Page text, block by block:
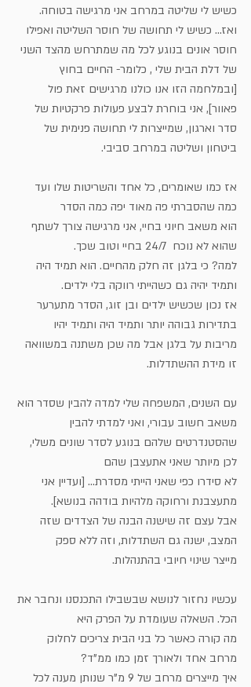
כשיש לי שליטה במרחב אני מרגישה בטוחה.
ואז... כשיש לי תחושה של חוסר השליטה ואפילו
חוסר אונים בנוגע לכל מה שמתרחש מהצד השני
של דלת הבית שלי , כלומר- החיים בחוץ
[ובמלחמה הזו אנו כולנו מרגישים זאת פול
פאוור], אני בוחרת לבצע פעולות פרקטיות של
סדר וארגון, שמייצרות לי תחושה פנימית של
ביטחון ושליטה במרחב סביבי.
אז כמו שאומרים, כל אחד והשריטות שלו ועד
כמה שהסברתי פה מאוד יפה כמה הסדר
הוא משאב חיוני בחיי, אני מרגישה צורך לשתף
שהוא לא נוכח  24/7 בחיי וטוב שכך.
למה? כי בלגן זה חלק מהחיים. הוא תמיד היה
ותמיד יהיה גם כשהייתי רווקה בלי ילדים.
אז נכון שכשיש ילדים ובן זוג, הסדר מתערער
בתדירות גבוהה יותר ותמיד היה ותמיד יהיו
מריבות על בלגן אבל מה שכן משתנה במשוואה
זו מידת ההשתדלות.
עם השנים, המשפחה שלי למדה להבין שסדר הוא
משאב חשוב עבורי, ואני למדתי להבין
שהסטנדרטים שלהם בנוגע לסדר שונים משלי,
לכן מיותר שאני אתעצבן שהם
לא סידרו כפי שאני הייתי מסדרת... [ועדיין אני
מתעצבנת ורחוקה מלהיות בודהה בנושא].
אבל עצם זה שישנה הבנה של הצדדים שזה
המצב, ישנה גם השתדלות, וזה ללא ספק
מייצר שינוי חיובי בהתנהלות.
עכשיו נחזור לנושא שבשבילו התכנסנו ונחבר את
הכל. השאלה שעומדת על הפרק היא
מה קורה כאשר כל בני הבית צריכים לחלוק
מרחב אחד ולאורך זמן כמו ממ"ד?
איך מייצרים מרחב של 9 מ"ר שנותן מענה לכל